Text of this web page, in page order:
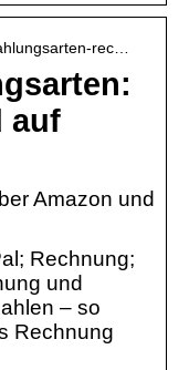
rec…
auf
Amazon und
Rechnung;
und
– so
Rechnung